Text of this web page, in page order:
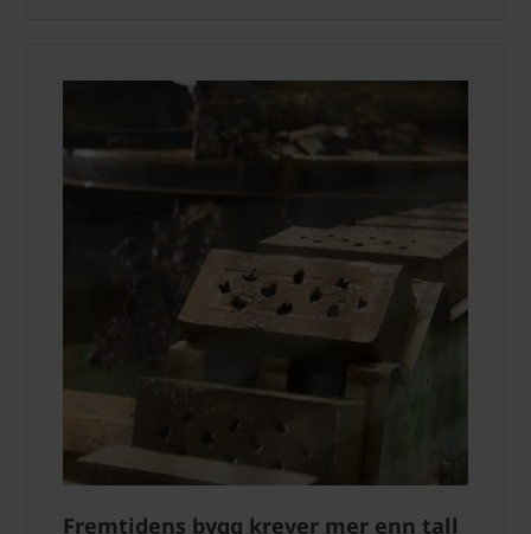
Fremtidens bygg krever mer enn tall